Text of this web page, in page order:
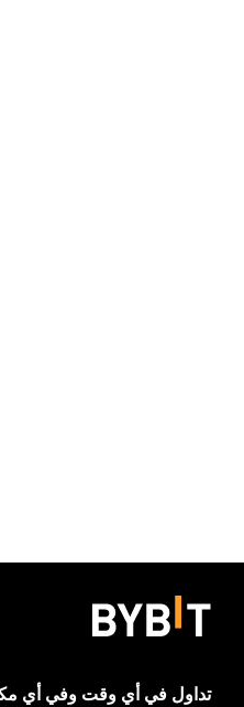
تداول في أي وقت وفي أي مكان.